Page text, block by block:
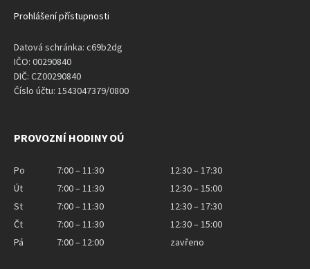
Prohlášení přístupnosti
Datová schránka: c69b2dg
IČO: 00290840
DIČ: CZ00290840
Číslo účtu: 1543047379/0800
PROVOZNÍ HODINY OÚ
Po 7:00 – 11:30
12:30 – 17:30
Út
7:00 – 11:30
12:30 – 15:00
St
7:00 – 11:30
12:30 – 17:30
Čt
7:00 – 11:30
12:30 – 15:00
Pá
7:00 – 12:00 zavřeno